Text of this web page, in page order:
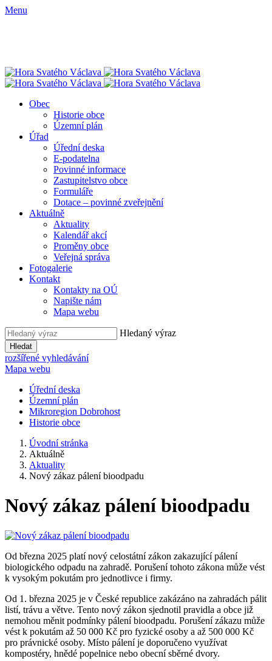
Menu
Obec
Historie obce
Územní plán
Úřad
Úřední deska
E-podatelna
Povinné informace
Zastupitelstvo obce
Formuláře
Dotace – povinné zveřejnění
Aktuálně
Aktuality
Kalendář akcí
Proměny obce
Veřejná správa
Fotogalerie
Kontakt
Kontakty na OÚ
Napište nám
Mapa webu
Hledaný výraz
Hledat
rozšířené vyhledávání
Mapa webu
Úřední deska
Územní plán
Mikroregion Dobrohost
Historie obce
Úvodní stránka
Aktuálně
Aktuality
Nový zákaz pálení bioodpadu
Nový zákaz pálení bioodpadu
Od března 2025 platí nový celostátní zákon zakazující pálení
biologického odpadu na zahradě. Porušení tohoto zákona může vést
k vysokým pokutám pro jednotlivce i firmy.
Od 1. března 2025 je v České republice zakázáno na zahradách pálit
listí, trávu a větve. Tento nový zákon sjednotil pravidla a obce již
nemohou měnit podmínky pálení bioodpadu. Porušení zákazu může
vést k pokutám až 50 000 Kč pro fyzické osoby a až 500 000 Kč
pro právnické osoby. Místo pálení je doporučeno využívat
kompostéry, hnědé popelnice nebo obecní sběrné dvory.